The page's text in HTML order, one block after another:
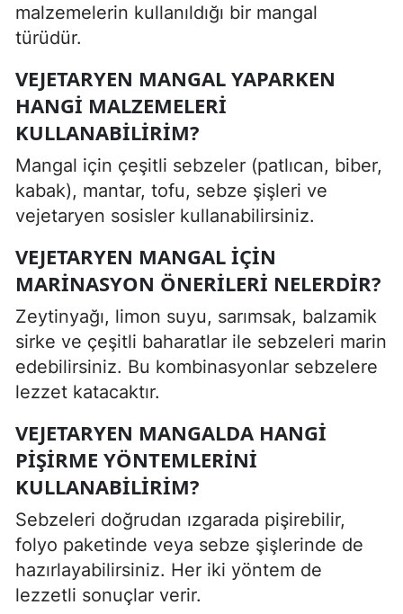
malzemelerin kullanıldığı bir mangal
türüdür.
VEJETARYEN MANGAL YAPARKEN
HANGI MALZEMELERI
KULLANABILIRIM?
Mangal için çeşitli sebzeler (patlıcan, biber,
kabak), mantar, tofu, sebze şişleri ve
vejetaryen sosisler kullanabilirsiniz.
VEJETARYEN MANGAL IÇIN
MARINASYON ÖNERILERI NELERDIR?
Zeytinyağı, limon suyu, sarımsak, balzamik
sirke ve çeşitli baharatlar ile sebzeleri marin
edebilirsiniz. Bu kombinasyonlar sebzelere
lezzet katacaktır.
VEJETARYEN MANGALDA HANGI
PIŞIRME YÖNTEMLERINI
KULLANABILIRIM?
Sebzeleri doğrudan ızgarada pişirebilir,
folyo paketinde veya sebze şişlerinde de
hazırlayabilirsiniz. Her iki yöntem de
lezzetli sonuçlar verir.